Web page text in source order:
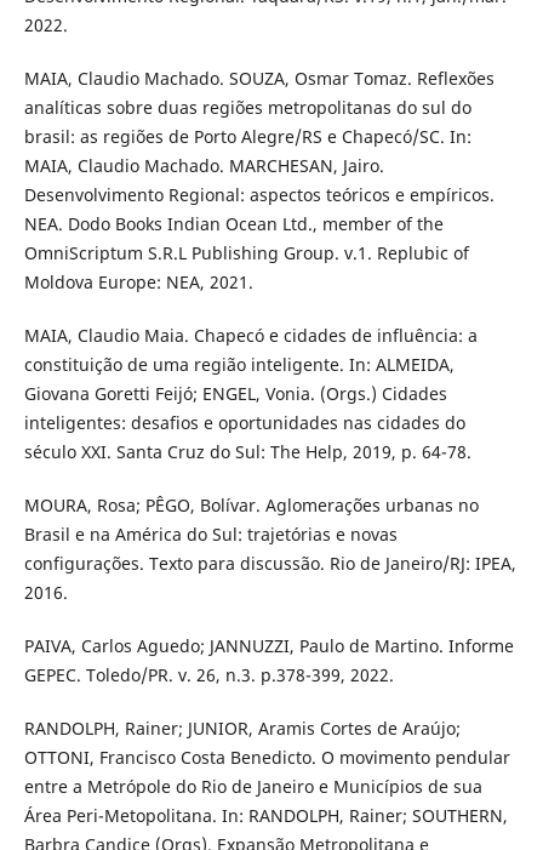
2022.
MAIA, Claudio Machado. SOUZA, Osmar Tomaz. Reflexões
analíticas sobre duas regiões metropolitanas do sul do
brasil: as regiões de Porto Alegre/RS e Chapecó/SC. In:
MAIA, Claudio Machado. MARCHESAN, Jairo.
Desenvolvimento Regional: aspectos teóricos e empíricos.
NEA. Dodo Books Indian Ocean Ltd., member of the
OmniScriptum S.R.L Publishing Group. v.1. Replubic of
Moldova Europe: NEA, 2021.
MAIA, Claudio Maia. Chapecó e cidades de influência: a
constituição de uma região inteligente. In: ALMEIDA,
Giovana Goretti Feijó; ENGEL, Vonia. (Orgs.) Cidades
inteligentes: desafios e oportunidades nas cidades do
século XXI. Santa Cruz do Sul: The Help, 2019, p. 64-78.
MOURA, Rosa; PÊGO, Bolívar. Aglomerações urbanas no
Brasil e na América do Sul: trajetórias e novas
configurações. Texto para discussão. Rio de Janeiro/RJ: IPEA,
2016.
PAIVA, Carlos Aguedo; JANNUZZI, Paulo de Martino. Informe
GEPEC. Toledo/PR. v. 26, n.3. p.378-399, 2022.
RANDOLPH, Rainer; JUNIOR, Aramis Cortes de Araújo;
OTTONI, Francisco Costa Benedicto. O movimento pendular
entre a Metrópole do Rio de Janeiro e Municípios de sua
Área Peri-Metopolitana. In: RANDOLPH, Rainer; SOUTHERN,
Barbra Candice (Orgs). Expansão Metropolitana e